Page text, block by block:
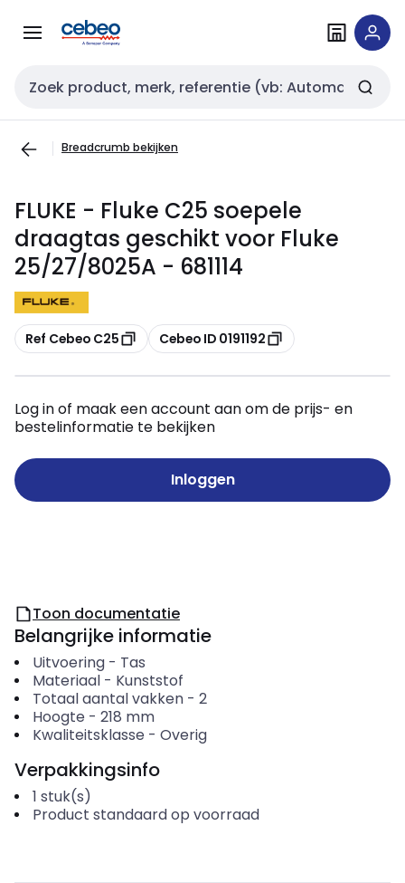
naar
naar
Zoekveld invoer
Breadcrumb bekijken
FLUKE - Fluke C25 soepele
draagtas geschikt voor Fluke
25/27/8025A - 681114
Kopiëren
Ref Cebeo C25 Kopiëren
Cebeo ID 0191192
Log in of maak een account aan om de prijs- en
bestelinformatie te bekijken
Inloggen
Toon documentatie
Belangrijke informatie
Uitvoering- Tas
Materiaal- Kunststof
Totaal aantal vakken- 2
Hoogte - 218 mm
Kwaliteitsklasse - Overig
Verpakkingsinfo
1 stuk(s)
Product standaard op voorraad